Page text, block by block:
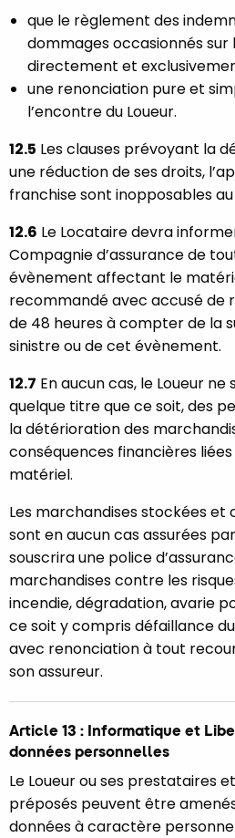
que le règlement des
dommages occasionnés
directement et
une renonciation pure et
l’encontre du Loueur.
12.5 Les clauses prévoyant la
une réduction de ses droits,
franchise sont inopposables au
12.6 Le Locataire devra
Compagnie d’assurance de
évènement affectant le
recommandé avec accusé de
de 48 heures à compter de la
sinistre ou de cet évènement.
12.7 En aucun cas, le Loueur
quelque titre que ce soit, des
la détérioration des
conséquences financières
matériel.
Les marchandises stockées et
sont en aucun cas assurées
souscrira une police
marchandises contre les
incendie, dégradation, avarie
ce soit y compris défaillance
avec renonciation à tout
son assureur.
Article 13 : Informatique et
données personnelles
Le Loueur ou ses prestataires
préposés peuvent être
données à caractère